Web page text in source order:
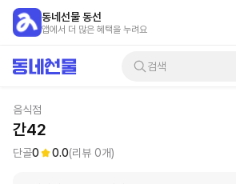
동네선물 동선
앱에서 더 많은 혜택을 누려요
검색
음식점
간42
단골0 0.0(리뷰 0개)